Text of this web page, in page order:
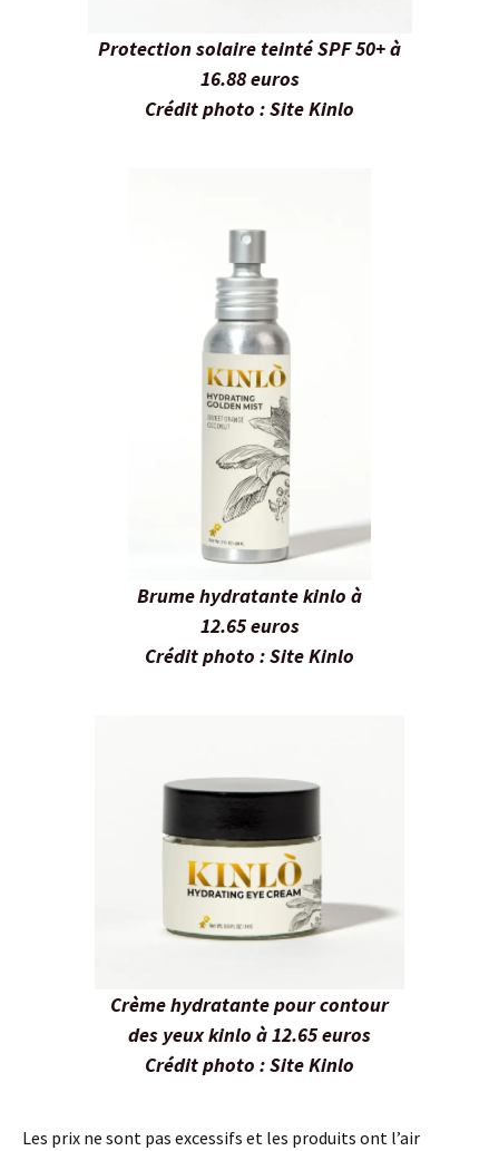
Protection solaire teinté SPF 50+ à
16.88 euros
Crédit photo : Site Kinlo
Brume hydratante kinlo à
12.65 euros
Crédit photo : Site Kinlo
Crème hydratante pour contour
des yeux kinlo à 12.65 euros
Crédit photo : Site Kinlo
Les prix ne sont pas excessifs et les produits ont l’air